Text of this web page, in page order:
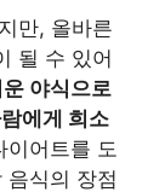
만, 올바른
될 수 있어
야식으로
에게 희소
이어트를 도
음식의 장점